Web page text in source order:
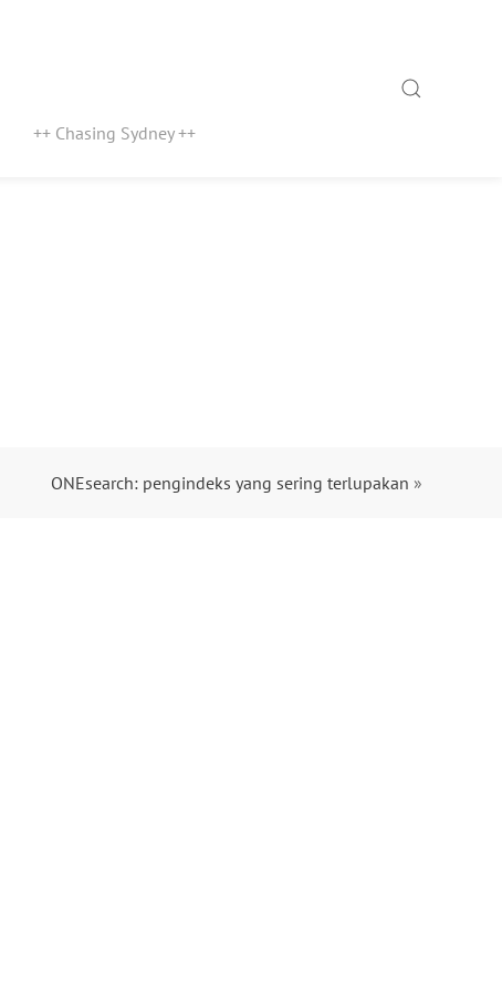
++ Chasing Sydney ++
Search
ONEsearch: pengindeks yang sering terlupakan »